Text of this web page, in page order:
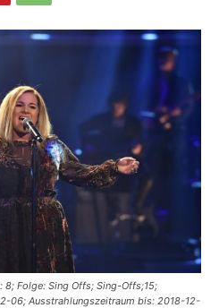
8; Folge: Sing Offs; Sing-Offs;15;
06; Ausstrahlungszeitraum bis: 2018-12-